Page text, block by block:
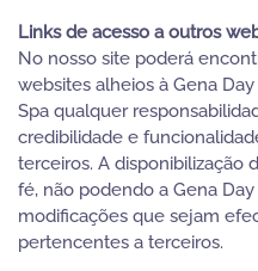
Links de acesso a outros
No nosso site poderá
websites alheios à Gena
Spa qualquer
credibilidade e
terceiros. A disponibilização
fé, não podendo a Gena
modificações que sejam
pertencentes a terceiros.